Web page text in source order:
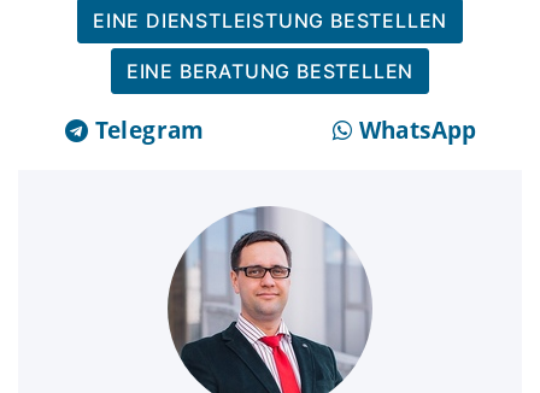
EINE DIENSTLEISTUNG BESTELLEN
EINE BERATUNG BESTELLEN
Telegram WhatsApp